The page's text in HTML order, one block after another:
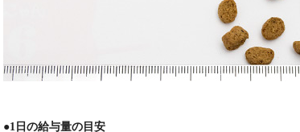
●1日の給与量の目安